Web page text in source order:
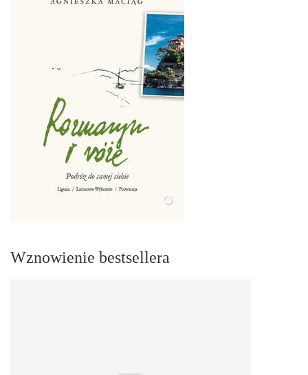
Wznowienie bestsellera